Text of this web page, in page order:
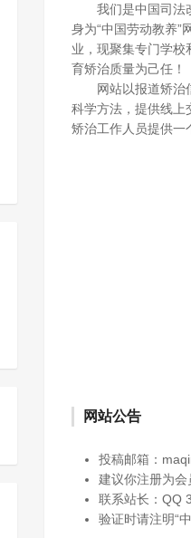
赤峰市戒毒所三个“融合” 深
加强爱国主义思想教育
我们是中国司法
身为“中国劳动教养”
业，现聚集专门学校
育矫治质量为己任！
网站以报道矫治
科学方法，提供线上
矫治工作人员提供一
网站公告
投稿邮箱：
建议你注册为
联系站长：QQ
验证时请注明“